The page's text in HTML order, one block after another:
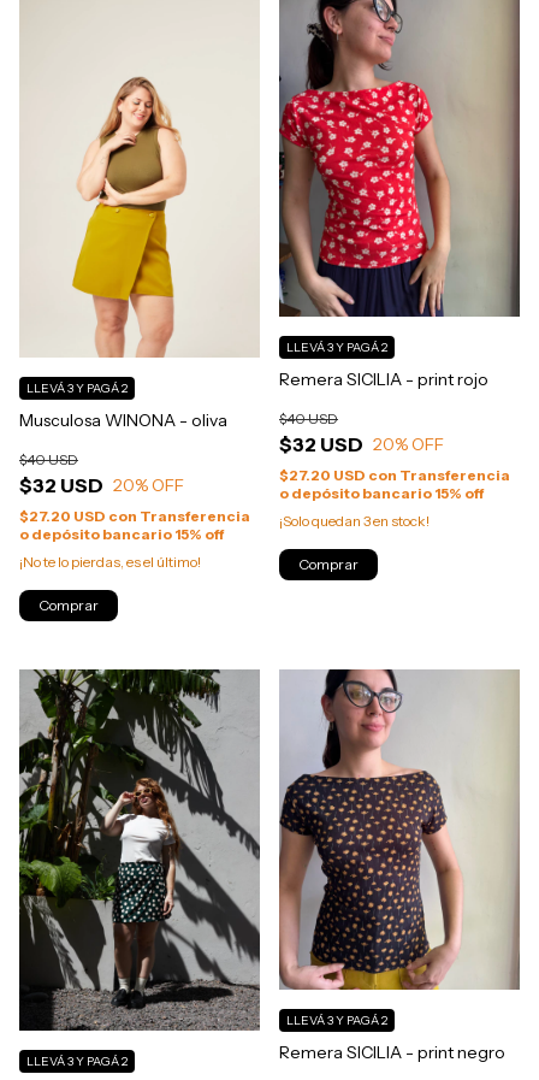
Musculosa WINONA - oliva
$32 USD
$40 USD
20% OFF
LLEVÁ 3 Y PAGÁ 2
$27.20 USD con Transferencia
o depósito bancario 15% off
¡No te lo pierdas, es el último!
Comprar
Remera SICILIA - print rojo
$32 USD
$40 USD
20% OFF
LLEVÁ 3 Y PAGÁ 2
$27.20 USD con Transferencia
o depósito bancario 15% off
¡Solo quedan 3en stock!
Comprar
LLEVÁ 3 Y PAGÁ 2 Remera SICILIA - print negro
LLEVÁ 3 Y PAGÁ 2